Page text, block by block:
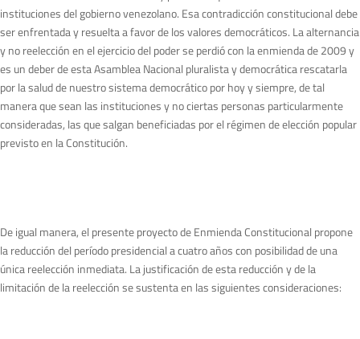
instituciones del gobierno venezolano. Esa contradicción constitucional debe
ser enfrentada y resuelta a favor de los valores democráticos. La alternancia
y no reelección en el ejercicio del poder se perdió con la enmienda de 2009 y
es un deber de esta Asamblea Nacional pluralista y democrática rescatarla
por la salud de nuestro sistema democrático por hoy y siempre, de tal
manera que sean las instituciones y no ciertas personas particularmente
consideradas, las que salgan beneficiadas por el régimen de elección popular
previsto en la Constitución.
De igual manera, el presente proyecto de Enmienda Constitucional propone
la reducción del período presidencial a cuatro años con posibilidad de una
única reelección inmediata. La justificación de esta reducción y de la
limitación de la reelección se sustenta en las siguientes consideraciones: